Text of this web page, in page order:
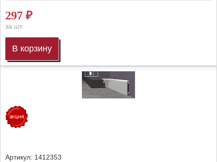
297 ₽
за шт.
В корзину
Артикул: 1412353